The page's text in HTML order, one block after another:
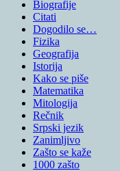
Biografije
Citati
Dogodilo se…
Fizika
Geografija
Istorija
Kako se piše
Matematika
Mitologija
Rečnik
Srpski jezik
Zanimljivo
Zašto se kaže
1000 zašto